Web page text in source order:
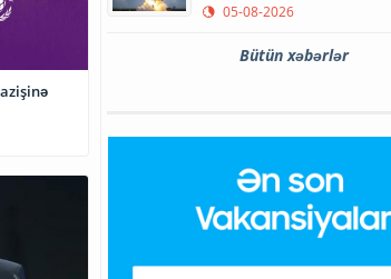
05-08-2026
Bütün xəbərlər